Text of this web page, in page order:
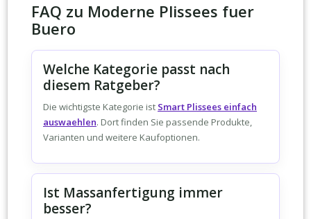
FAQ zu Moderne Plissees fuer
Buero
Welche Kategorie passt nach
diesem Ratgeber?
Die wichtigste Kategorie ist Smart Plissees einfach
auswaehlen. Dort finden Sie passende Produkte,
Varianten und weitere Kaufoptionen.
Ist Massanfertigung immer
besser?